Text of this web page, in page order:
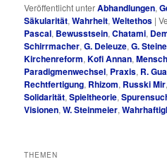
Veröffentlicht unterAbhandlungen,
Säkularität,Wahrheit,Weltethos |
Pascal, Bewusstsein,Chatami,
Schirrmacher,G. Deleuze,G.
Kirchenreform,Kofi Annan,
Paradigmenwechsel, Praxis, R.
Rechtfertigung, Rhizom, Russki Mir,
Solidarität,Spieltheorie,
Visionen,W. Steinmeier,
THEMEN